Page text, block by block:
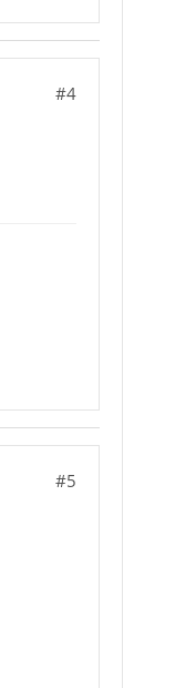
#4
#5